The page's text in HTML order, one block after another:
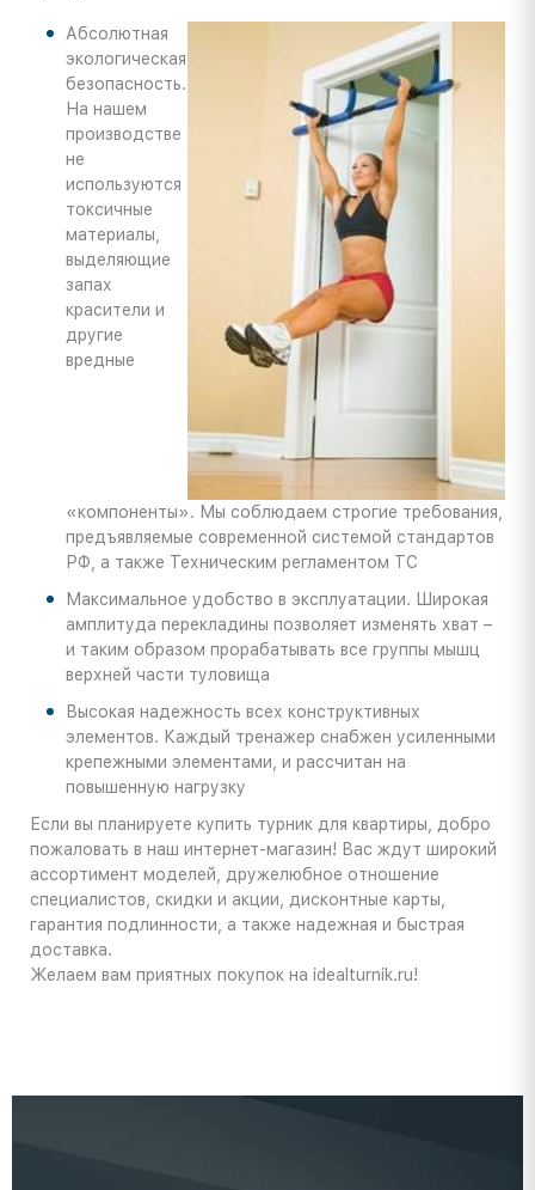
Абсолютная
экологическая
безопасность.
На нашем
производстве
не
используются
токсичные
материалы,
выделяющие
запах
красители и
другие
вредные
«компоненты». Мы соблюдаем строгие требования,
предъявляемые современной системой стандартов
РФ, а также Техническим регламентом ТС
Максимальное удобство в эксплуатации. Широкая
амплитуда перекладины позволяет изменять хват –
и таким образом прорабатывать все группы мышц
верхней части туловища
Высокая надежность всех конструктивных
элементов. Каждый тренажер снабжен усиленными
крепежными элементами, и рассчитан на
повышенную нагрузку
Если вы планируете купить турник для квартиры, добро
пожаловать в наш интернет-магазин! Вас ждут широкий
ассортимент моделей, дружелюбное отношение
специалистов, скидки и акции, дисконтные карты,
гарантия подлинности, а также надежная и быстрая
доставка.
Желаем вам приятных покупок на idealturnik.ru!